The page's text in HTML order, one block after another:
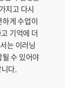
지고 다시
게 수업이
기억에 더
는 이러닝
수 있어야
다.